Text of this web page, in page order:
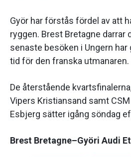
Györ har förstås fördel av att
ryggen. Brest Bretagne darrar
senaste besöken i Ungern har
tid för den franska utmanaren.
De återstående
Vipers Kristiansand samt
Esbjerg sätter igång söndag
Brest Bretagne–Györi Audi